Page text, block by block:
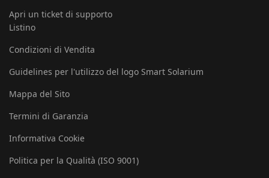
Apri un ticket di supporto
Listino
Condizioni di Vendita
Guidelines per l'utilizzo del logo Smart Solarium
Mappa del Sito
Termini di Garanzia
Informativa Cookie
Politica per la Qualità (ISO 9001)